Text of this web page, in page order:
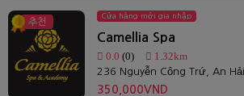
추천
Cửa hàng mới gia nhập
Camellia Spa
0.0 (0) 1.32km
350,000VND